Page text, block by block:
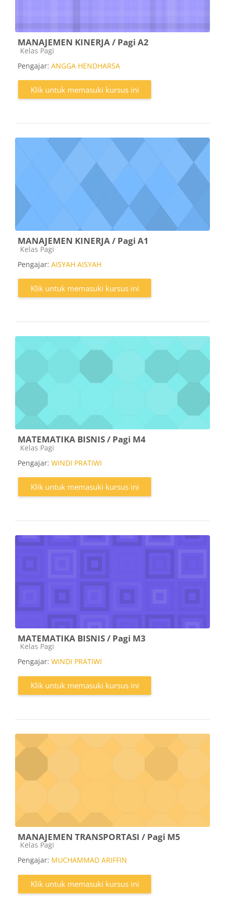
MANAJEMEN KINERJA / Pagi A2
Kategori kursus
Kelas Pagi
Pengajar: ANGGA HENDHARSA
Klik untuk memasuki kursus ini
MANAJEMEN KINERJA / Pagi A1
Kategori kursus
Kelas Pagi
Pengajar: AISYAH AISYAH
Klik untuk memasuki kursus ini
MATEMATIKA BISNIS / Pagi M4
Kategori kursus
Kelas Pagi
Pengajar: WINDI PRATIWI
Klik untuk memasuki kursus ini
MATEMATIKA BISNIS / Pagi M3
Kategori kursus
Kelas Pagi
Pengajar: WINDI PRATIWI
Klik untuk memasuki kursus ini
MANAJEMEN TRANSPORTASI / Pagi M5
Kategori kursus
Kelas Pagi
Pengajar: MUCHAMMAD ARIFFIN
Klik untuk memasuki kursus ini